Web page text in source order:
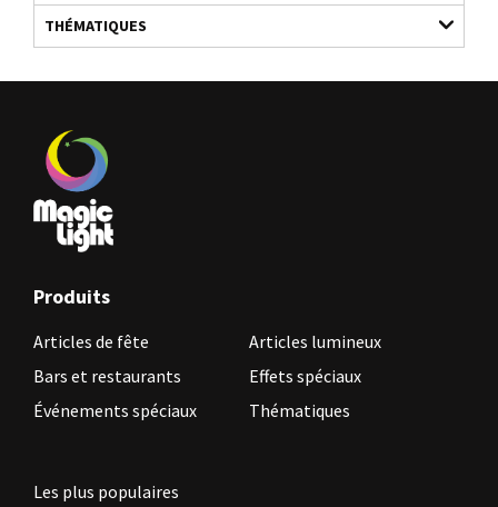
THÉMATIQUES
Produits
Articles de fête
Articles lumineux
Bars et restaurants
Effets spéciaux
Événements spéciaux
Thématiques
Les plus populaires